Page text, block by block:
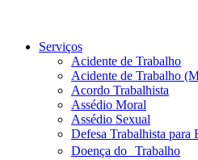
Serviços
Acidente de Trabalho
Acidente de Trabalho
Acordo Trabalhista
Assédio Moral
Assédio Sexual
Defesa Trabalhista para
Doença do Trabalho